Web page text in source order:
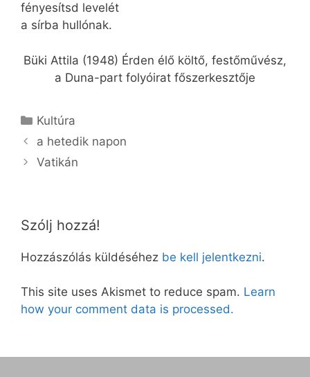
fényesítsd levelét
a sírba hullónak.
Büki Attila (1948) Érden élő költő, festőművész,
a Duna-part folyóirat főszerkesztője
Kategória
Kultúra
a hetedik napon
Vatikán
Szólj hozzá!
Hozzászólás küldéséhez be kell jelentkezni.
This site uses Akismet to reduce spam. Learn
how your comment data is processed.